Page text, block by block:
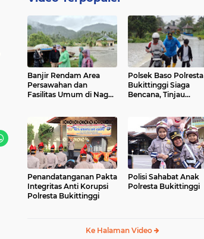
Banjir Rendam Area
Persawahan dan
Fasilitas Umum di Nagari
Polsek Baso Polresta
Bukittinggi Siaga
Bencana, Tinjau
Penandatanganan Pakta
Integritas Anti Korupsi
Polresta Bukittinggi
Polisi Sahabat Anak
Polresta Bukittinggi
Ke Halaman Video